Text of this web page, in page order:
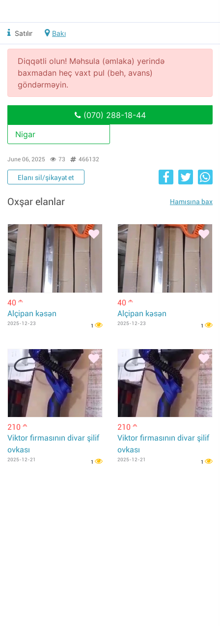
Satılır Bakı
Diqqətli olun! Məhsula (əmlaka) yerində
baxmadan heç vaxt pul (beh, avans)
göndərməyin.
(070) 288-18-44
Nigar
June 06, 2025 73 466132
Elanı sil/şikayət et
Oxşar elanlar Hamısına bax
40 m
Alçipan kəsən
2025-12-23 1
40 m
Alçipan kəsən
2025-12-23 1
210 m
Viktor firmasının divar şilif
ovkası
2025-12-21 1
210 m
Viktor firmasının divar şilif
ovkası
2025-12-21 1